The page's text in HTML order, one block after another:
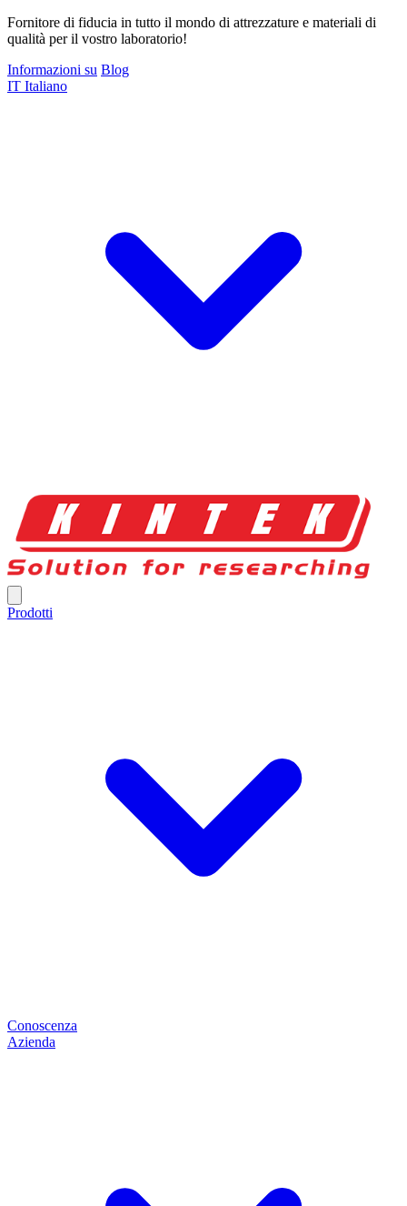
Fornitore di fiducia in tutto il mondo di attrezzature e materiali di
qualità per il vostro laboratorio!
Informazioni su Blog
IT Italiano
Prodotti
Conoscenza
Azienda